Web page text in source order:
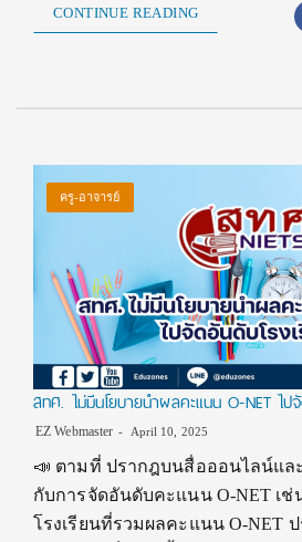
CONTINUE READING
ครู-อาจารย์
สทศ. ไม่มีนโยบายนำผลคะแนน O-NET ไป
EZ Webmaster April 10, 2025
📣 ตามที่ ปรากฎบนสื่อออนไลน์และ
กับการจัดอันดับคะแนน O-NET เช่
โรงเรียนที่รวมผลคะแนน O-NET